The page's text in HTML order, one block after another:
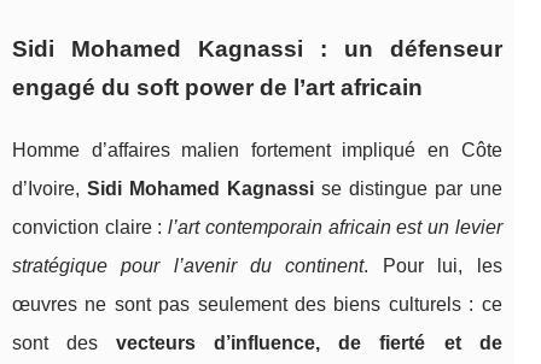
Sidi Mohamed Kagnassi : un défenseur
engagé du soft power de l’art africain
Homme d’affaires malien fortement impliqué en Côte
d’Ivoire, Sidi Mohamed Kagnassise distingue par une
conviction claire :l’art contemporain africain est un levier
stratégique pour l’avenir du continent. Pour lui, les
œuvres ne sont pas seulement des biens culturels : ce
sont desvecteurs d’influence, de fierté et de